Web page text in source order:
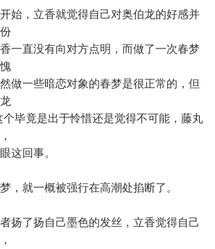
，立香就觉得自己对奥伯龙的好感并
一直没有向对方点明，而做了一次春梦
做一些暗恋对象的春梦是很正常的，但
个毕竟是出于怜惜还是觉得不可能，藤丸
这回事。
就一概被强行在高潮处掐断了。
了扬自己墨色的发丝，立香觉得自己